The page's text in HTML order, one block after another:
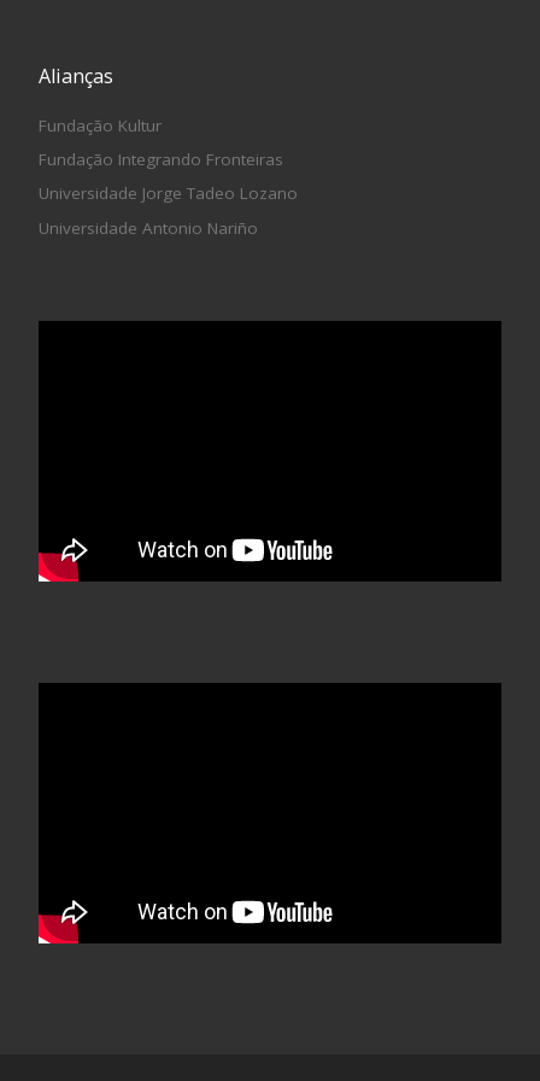
Alianças
Fundação Kultur
Fundação Integrando Fronteiras
Universidade Jorge Tadeo Lozano
Universidade Antonio Nariño